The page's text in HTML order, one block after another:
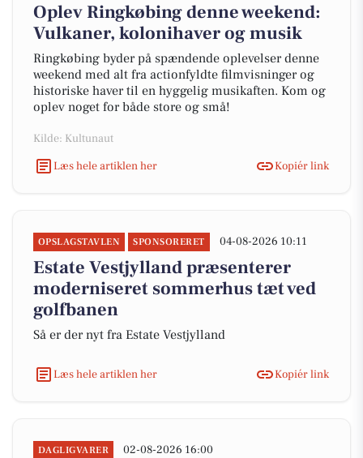
Oplev Ringkøbing denne weekend:
Vulkaner, kolonihaver og musik
Ringkøbing byder på spændende oplevelser denne
weekend med alt fra actionfyldte filmvisninger og
historiske haver til en hyggelig musikaften. Kom og
oplev noget for både store og små!
Kilde: Kultunaut
Læs hele artiklen her
Kopiér link
OPSLAGSTAVLEN SPONSORERET 04-08-2026 10:11
Estate Vestjylland præsenterer
moderniseret sommerhus tæt ved
golfbanen
Så er der nyt fra Estate Vestjylland
Læs hele artiklen her Kopiér link
DAGLIGVARER 02-08-2026 16:00